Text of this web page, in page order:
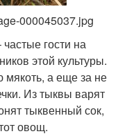
000045037.jpg
гости на
этой культуры.
мякоть, а еще за не
Из тыквы варят
тыквенный сок,
овощ.